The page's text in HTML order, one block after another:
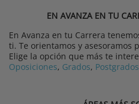
EN AVANZA EN TU
En Avanza en tu Carrera
ti. Te orientamos y asesoramos
Elige la opción que más te
Oposiciones, Grados, Postgrados